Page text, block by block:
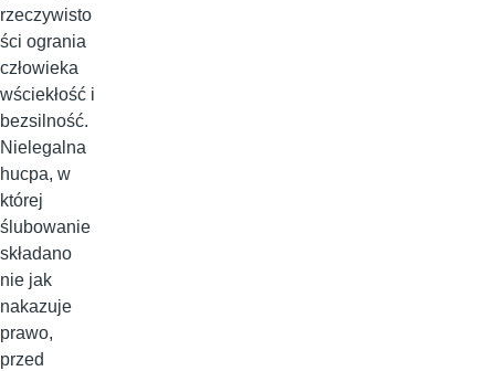
rzeczywisto
ści ogrania
człowieka
wściekłość i
bezsilność.
Nielegalna
hucpa, w
której
ślubowanie
składano
nie jak
nakazuje
prawo,
przed